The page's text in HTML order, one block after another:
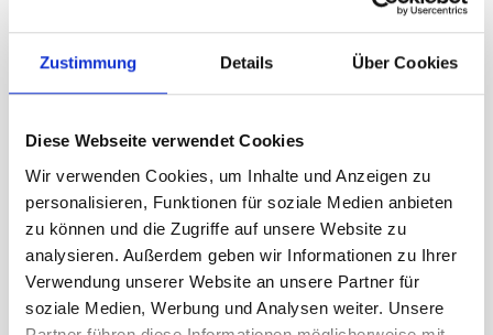
Zustimmung Details Über Cookies
Diese Webseite verwendet Cookies
Wir verwenden Cookies, um Inhalte und Anzeigen zu
personalisieren, Funktionen für soziale Medien anbieten
zu können und die Zugriffe auf unsere Website zu
analysieren. Außerdem geben wir Informationen zu Ihrer
Verwendung unserer Website an unsere Partner für
soziale Medien, Werbung und Analysen weiter. Unsere
Knatterfahne, Kanton bedruckt
Luzern, 150 x 400 cm
309.40 CHF